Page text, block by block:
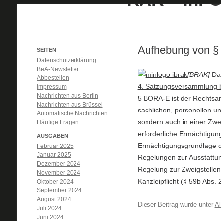
Aufhebung von
[BRAK]
4. Satzungsversammlung
5 BORA-E ist der
sachlichen, personellen
sondern auch in einer
erforderliche
Ermächtigungsgrundlage
Regelungen zur
Regelung zur
Kanzleipflicht (§ 59b Abs.
Dieser Beitrag wurde unter
SEITEN
Datenschutzerklärung
BeA-Newsletter
Abbestellen
Impressum
Nachrichten aus Berlin
Nachrichten aus Brüssel
Automatische Nachrichten
Häufige Fragen
AUSGABEN
Februar 2025
Januar 2025
Dezember 2024
November 2024
Oktober 2024
September 2024
August 2024
Juli 2024
Juni 2024